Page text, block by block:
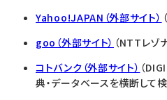
Yahoo!JAPAN（外部サイト）
goo（外部サイト） （NTTレゾ
コトバンク（外部サイト） （
典・データベースを横断して